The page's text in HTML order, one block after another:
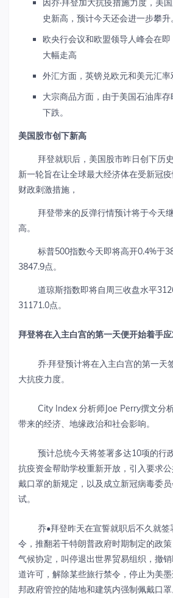
史新高，预计今天还会进一步攀升。
欧央行会议和欧盟领导人峰会在
大幅走高
外汇方面，英镑兑欧元和美元汇率
大宗商品方面，由于美国石油库
下跌。
美国股市创下新高
拜登就职后，美国股市昨日创下历
新一轮旨在让全球最大经济体在受新冠
财政刺激措施，
拜登带来的反弹行情预计将于今天
高。
标普500指数今天即将高开0.4%于
3847.9点。
道琼斯指数即将自周三收盘水平
31171.0点。
拜登将在入主白宫的第一天便开始着手
乔·拜登预计将在入主白宫的第一天
大抗疫力度。
City Index 分析师Joe Perry撰文分
带来的经济、地缘政治和社会影响。
预计总统今天将签署多达10项的行
抗疫资金帮助学校重新开放，引入要求
戴口罩的新规定，以及成立新冠病毒委
试。
乔•拜登昨天在宣誓就职后不久就
令，推翻若干特朗普政府时期制定的政
气候协定，叫停退出世界贸易组织，撤
道许可，解除某些旅行禁令，停止为美
邦政府管控的陆地和建筑内强制佩戴口